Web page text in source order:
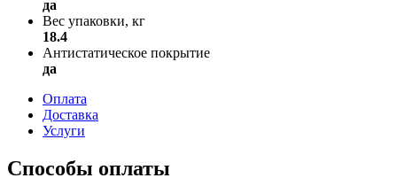
да
Вес упаковки, кг
18.4
Антистатическое покрытие
да
Оплата
Доставка
Услуги
Способы оплаты